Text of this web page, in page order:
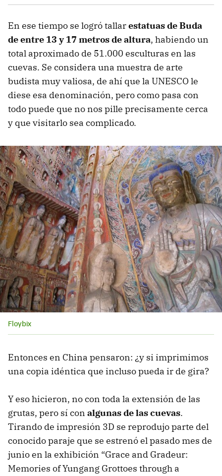
En ese tiempo se logró tallarestatuas de Buda
de entre 13 y 17 metros de altura, habiendo un
total aproximado de 51.000 esculturas en las
cuevas. Se considera una muestra de arte
budista muy valiosa, de ahí que la UNESCO le
diese esa denominación, pero como pasa con
todo puede que no nos pille precisamente cerca
y que visitarlo sea complicado.
Floybix
Entonces en China pensaron: ¿y si imprimimos
una copia idéntica que incluso pueda ir de gira?
Y eso hicieron, no con toda la extensión de las
grutas, pero sí con algunas de las cuevas.
Tirando de impresión 3D se reprodujo parte del
conocido paraje que se estrenó el pasado mes de
junio en la exhibición “Grace and Gradeur:
Memories of Yungang Grottoes through a